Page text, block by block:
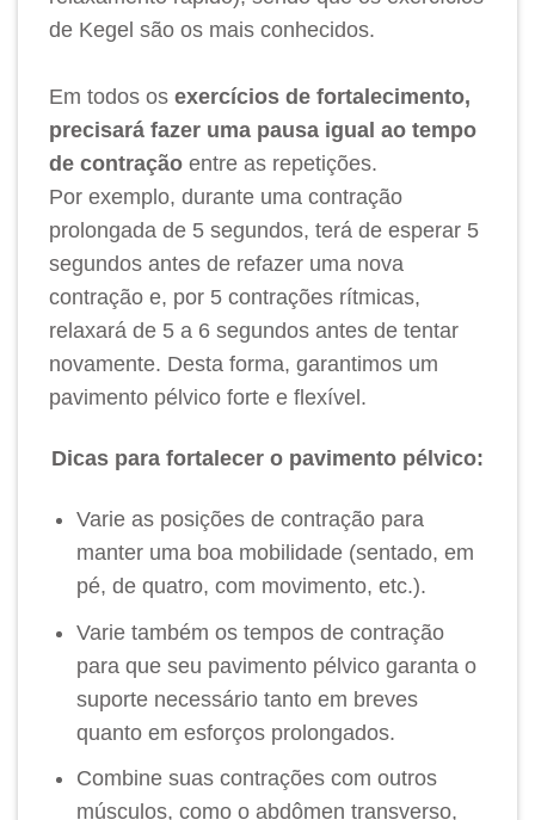
de Kegel são os mais conhecidos.
Em todos osexercícios de fortalecimento,
precisará fazer uma pausa igual ao tempo
de contraçãoentre as repetições.
Por exemplo, durante uma contração
prolongada de 5 segundos, terá de esperar 5
segundos antes de refazer uma nova
contração e, por 5 contrações rítmicas,
relaxará de 5 a 6 segundos antes de tentar
novamente. Desta forma, garantimos um
pavimento pélvico forte e flexível.
Dicas para fortalecer o pavimento pélvico:
Varie as posições de contração para
manter uma boa mobilidade (sentado, em
pé, de quatro, com movimento, etc.).
Varie também os tempos de contração
para que seu pavimento pélvico garanta o
suporte necessário tanto em breves
quanto em esforços prolongados.
Combine suas contrações com outros
músculos, como o abdômen transverso,